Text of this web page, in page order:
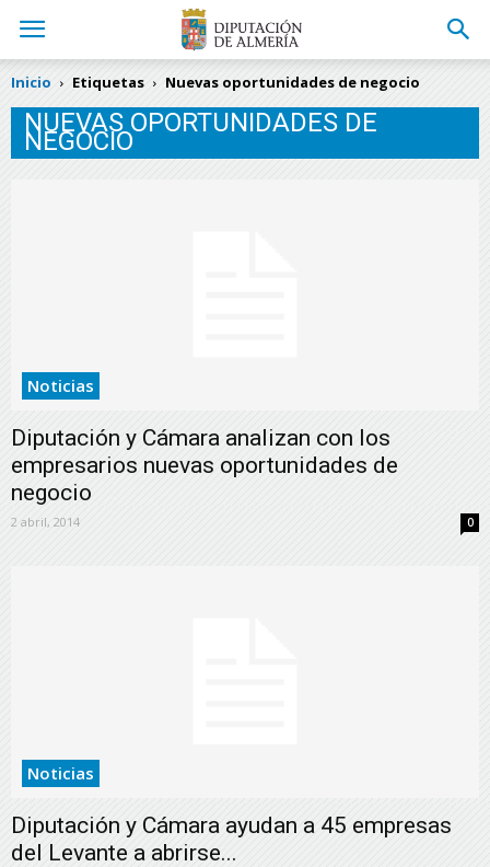
Inicio Etiquetas Nuevas oportunidades de negocio
NUEVAS OPORTUNIDADES DE
NEGOCIO
Noticias
Diputación y Cámara analizan con los
empresarios nuevas oportunidades de
negocio
2 abril, 2014 0
Noticias
Diputación y Cámara ayudan a 45 empresas
del Levante a abrirse...